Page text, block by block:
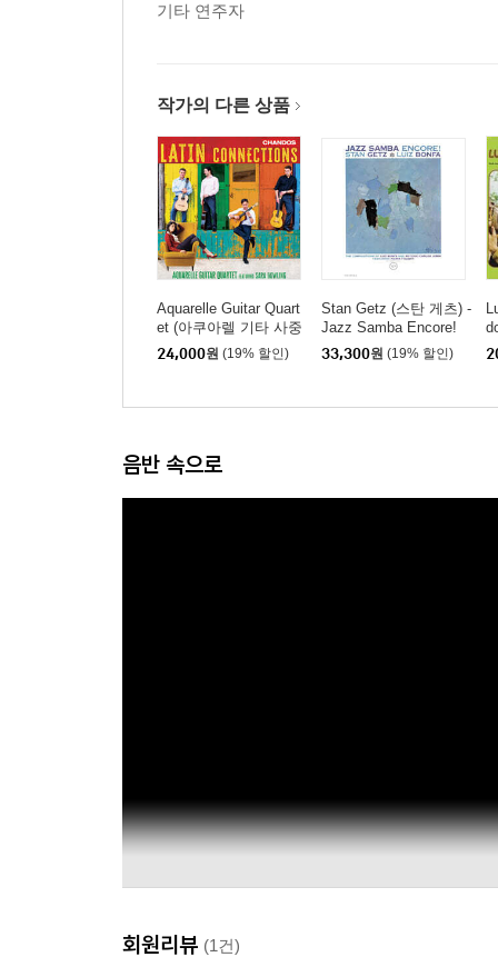
기타 연주자
작가의 다른 상품
Aquarelle Guitar Quart
et (아쿠아렐 기타 사중
주단) - 라틴 커넥션 (La
tin Connections)
24,000원 (19% 할인)
Stan Getz (스탄 게츠) -
Jazz Samba Encore!
33,300원 (19% 할인)
음반 속으로
회원리뷰 (1건)